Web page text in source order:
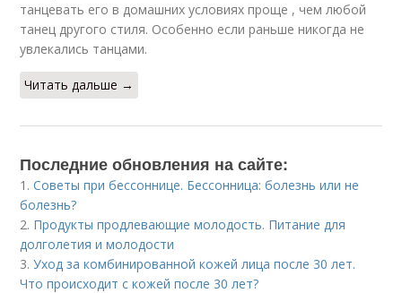
танцевать его в домашних условиях проще , чем любой
танец другого стиля. Особенно если раньше никогда не
увлекались танцами.
Читать дальше →
Последние обновления на сайте:
1.Советы при бессоннице. Бессонница: болезнь или не
болезнь?
2. Продукты продлевающие молодость. Питание для
долголетия и молодости
3.Уход за комбинированной кожей лица после 30 лет.
Что происходит с кожей после 30 лет?